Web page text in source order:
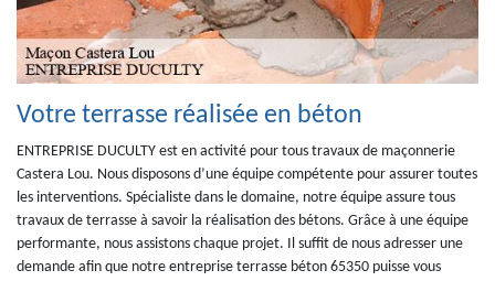
Votre terrasse réalisée en béton
ENTREPRISE DUCULTY est en activité pour tous travaux de maçonnerie
Castera Lou. Nous disposons d’une équipe compétente pour assurer toutes
les interventions. Spécialiste dans le domaine, notre équipe assure tous
travaux de terrasse à savoir la réalisation des bétons. Grâce à une équipe
performante, nous assistons chaque projet. Il suffit de nous adresser une
demande afin que notre entreprise terrasse béton 65350 puisse vous